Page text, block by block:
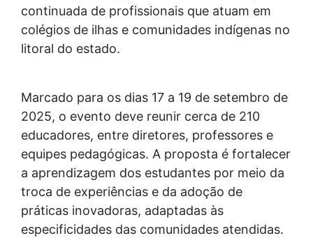
continuada de profissionais que atuam em
colégios de ilhas e comunidades indígenas no
litoral do estado.
Marcado para os dias 17 a 19 de setembro de
2025, o evento deve reunir cerca de 210
educadores, entre diretores, professores e
equipes pedagógicas. A proposta é fortalecer
a aprendizagem dos estudantes por meio da
troca de experiências e da adoção de
práticas inovadoras, adaptadas às
especificidades das comunidades atendidas.